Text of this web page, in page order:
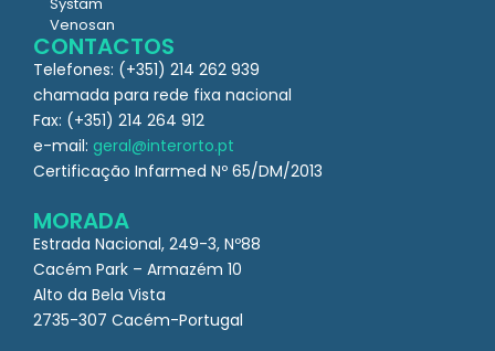
Systam
Venosan
CONTACTOS
Telefones: (+351) 214 262 939
chamada para rede fixa nacional
Fax: (+351) 214 264 912
e-mail: geral@interorto.pt
Certificação Infarmed Nº 65/DM/2013
MORADA
Estrada Nacional, 249-3, Nº88
Cacém Park – Armazém 10
Alto da Bela Vista
2735-307 Cacém-Portugal